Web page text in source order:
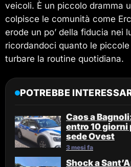
veicoli. È un piccolo dramma
colpisce le comunità come
erode un po’ della fiducia nei
ricordandoci quanto le
turbare la routine quotidiana.
POTREBBE
Caos a
entro 10 giorni
sede Ovest
3 mesi fa
Shock a